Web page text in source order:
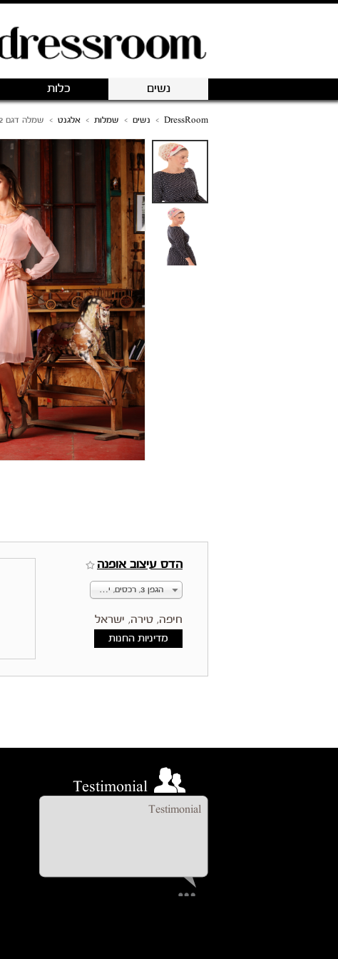
נשים כלות
DressRoom
> נשים > שמלות > אלגנט > שמלה דגם D-32
הדס עיצוב אופנה
הגפן 3, רכסים, ישראל
חיפה, טירה, ישראל
מדיניות החנות
Testimonial
Testimonial